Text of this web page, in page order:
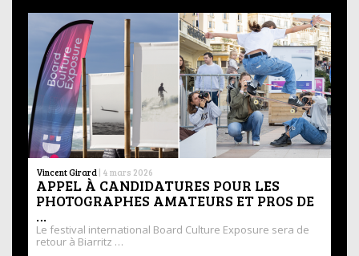
Vincent Girard | 4 mars 2026
APPEL À CANDIDATURES POUR LES
PHOTOGRAPHES AMATEURS ET PROS DE
…
Le festival international Board Culture Exposure sera de
retour à Biarritz …